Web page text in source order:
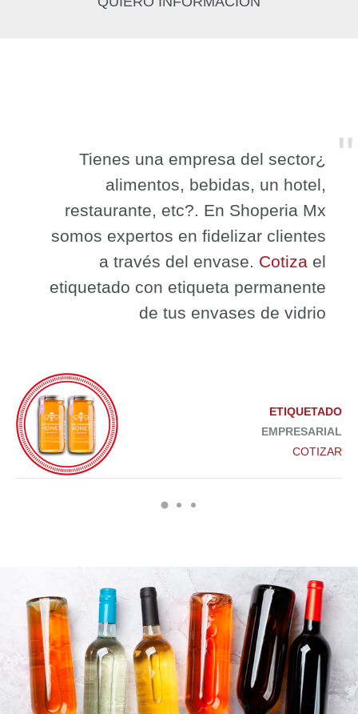
¿Tienes una empresa del sector
alimentos, bebidas, un hotel,
restaurante, etc?. En Shoperia Mx
somos expertos en fidelizar clientes
a través del envase. Cotiza el
etiquetado con etiqueta permanente
de tus envases de vidrio
ETIQUETADO
EMPRESARIAL
COTIZAR